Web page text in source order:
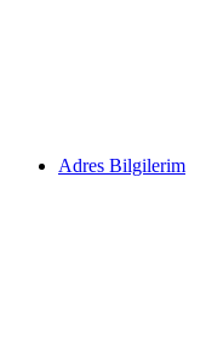
Adres Bilgilerim